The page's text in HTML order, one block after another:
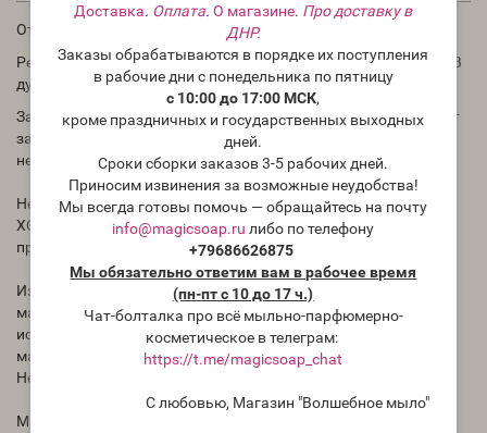
Доставка. Оплата.О магазине. Про доставку в
ДНР.
Заказы обрабатываются в порядке их поступления
в рабочие дни с понедельника по пятницу
с 10:00 до 17:00 МСК,
кроме праздничных и государственных выходных
дней.
Сроки сборки заказов 3-5 рабочих дней.
Приносим извинения за возможные неудобства!
Мы всегда готовы помочь — обращайтесь на почту
info@magicsoap.ru либо по телефону
+79686626875
Мы обязательно ответим вам в рабочее время
(пн-пт с 10 до 17 ч.)
Чат-болталка про всё мыльно-парфюмерно-
косметическое в телеграм:
https://t.me/magicsoap_chat
С любовью, Магазин "Волшебное мыло"
Отдушка для мыла и косметических средств.
Рекомендации по использованию: в мыле и косметике 1-3%. В
духах до 30%.
Запах ароматического масла в бутылке может отличаться от
запаха в приготовленном Вами продукте. Для проверки
необходимо проводить тесты.
Нет никаких сведений, как ведёт себя отдушка в мыле с нуля
ХОЛОДНЫМ способом. Всегда тестируйте отдушки перед
применением.
Избегать попадания концентрированного ароматического
масла на кожу, для теста на реакцию кожи необходимо
использовать раствор ароматического масла (в другом
масле).
Не употреблять внутрь.
Магазин "Волшебное мыло" Magicsoap.ru/shop не несёт